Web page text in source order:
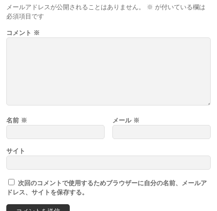
メールアドレスが公開されることはありません。 ※ が付いている欄は
必須項目です
コメント ※
名前 ※ メール ※
サイト
次回のコメントで使用するためブラウザーに自分の名前、メールア
ドレス、サイトを保存する。